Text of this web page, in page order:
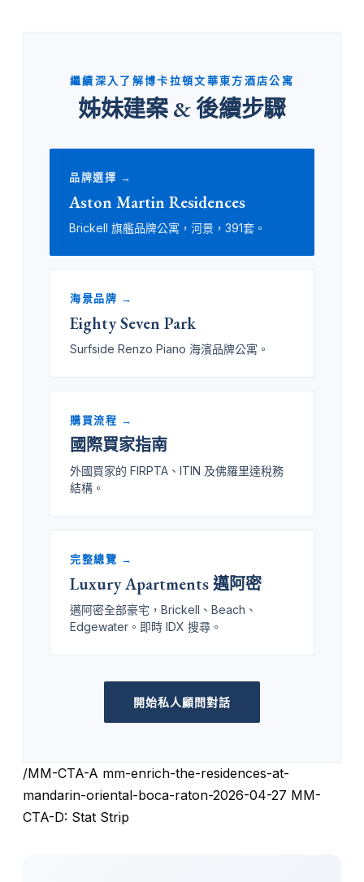
繼續深入了解博卡拉頓文華東方酒店公寓
姊妹建案 & 後續步驟
品牌選擇 →
Aston Martin Residences
Brickell 旗艦品牌公寓，河景，391套。
海景品牌 →
Eighty Seven Park
Surfside Renzo Piano 海濱品牌公寓。
購買流程 →
國際買家指南
外國買家的 FIRPTA、ITIN 及佛羅里達稅務
結構。
完整總覽 →
Luxury Apartments 邁阿密
邁阿密全部豪宅，Brickell、Beach、
Edgewater。即時 IDX 搜尋。
開始私人顧問對話
/MM-CTA-A mm-enrich-the-residences-at-
mandarin-oriental-boca-raton-2026-04-27 MM-
CTA-D: Stat Strip